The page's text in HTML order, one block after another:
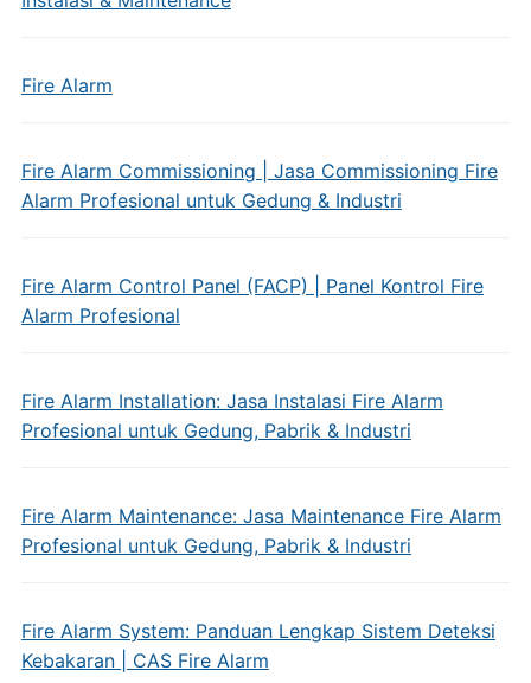
Fire Alarm
Fire Alarm Commissioning | Jasa Commissioning Fire
Alarm Profesional untuk Gedung & Industri
Fire Alarm Control Panel (FACP) | Panel Kontrol Fire
Alarm Profesional
Fire Alarm Installation: Jasa Instalasi Fire Alarm
Profesional untuk Gedung, Pabrik & Industri
Fire Alarm Maintenance: Jasa Maintenance Fire Alarm
Profesional untuk Gedung, Pabrik & Industri
Fire Alarm System: Panduan Lengkap Sistem Deteksi
Kebakaran | CAS Fire Alarm